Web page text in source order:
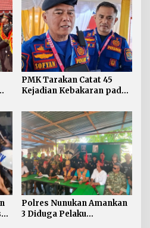
PMK Tarakan Catat 45
Kejadian Kebakaran pada
Polres Nunukan Amankan
3 Diduga Pelaku